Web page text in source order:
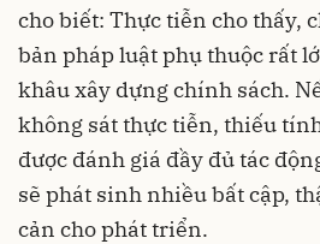
cho biết: Thực tiễn cho thấy,
bản pháp luật phụ thuộc rất
khâu xây dựng chính sách.
không sát thực tiễn, thiếu
được đánh giá đầy đủ tác
sẽ phát sinh nhiều bất cập,
cản cho phát triển.